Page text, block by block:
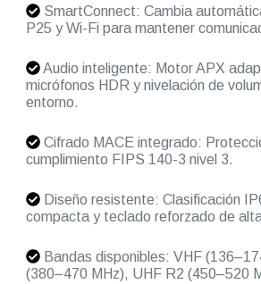
SmartConnect: Cambia
P25 y Wi-Fi para mantener
Audio inteligente: Motor APX
micrófonos HDR y nivelación de
entorno.
Cifrado MACE integrado:
cumplimiento FIPS 140-3 nivel 3.
Diseño resistente: Clasificación
compacta y teclado reforzado de
Bandas disponibles: VHF
(380–470 MHz), UHF R2 (450–520